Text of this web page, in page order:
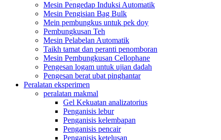
Mesin Pengedap Induksi Automatik
Mesin Pengisian Bag Bulk
Mein pembungkus untuk pek doy
Pembungkusan Teh
Mesin Pelabelan Automatik
Taikh tamat dan peranti penomboran
Mesin Pembungkusan Cellophane
Pengesan logam untuk ujian dadah
Pengesan berat ubat pinghantar
Peralatan eksperimen
peralatan makmal
Gel Kekuatan analizatorius
Penganisis lebur
Penganisis kelembapan
Penganisis pencair
Penganisis ketelusan